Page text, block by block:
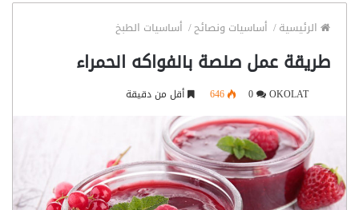
الرئيسية/ أساسيات ونصائح/ أساسيات الطبخ
طريقة عمل صلصة بالفواكه الحمراء
OKOLAT
646 أقل من دقيقة